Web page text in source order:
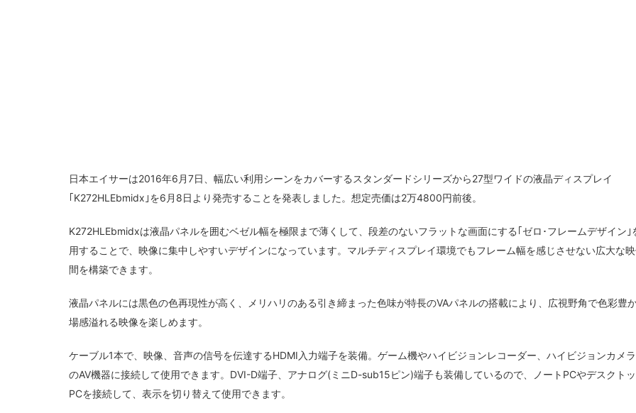
日本エイサーは2016年6月7日、 幅広い利用シーンをカバーするスタンダードシリーズから27型ワイドの液晶ディスプレイ
｢K272HLEbmidx｣を6月8日より発売することを発表しました。想定売価は2万4800円前後。
K272HLEbmidxは液晶パネルを囲むベゼル幅を極限まで薄くして、段差のないフラットな画面にする｢ゼロ･フレームデザイン｣
用することで、映像に集中しやすいデザインになっています。マルチディスプレイ環境でもフレーム幅を感じさせない広大な
間を構築できます。
液晶パネルには黒色の色再現性が高く、メリハリのある引き締まった色味が特長のVAパネルの搭載により、広視野角で色彩豊
場感溢れる映像を楽しめます。
ケーブル1本で、映像、音声の信号を伝達するHDMI入力端子を装備。ゲーム機やハイビジョンレコーダー、ハイビジョンカメ
のAV機器に接続して使用できます。DVI-D端子、アナログ(ミニD-sub15ピン)端子も装備しているので、ノートPCやデスクト
PCを接続して、表示を切り替えて使用できます。